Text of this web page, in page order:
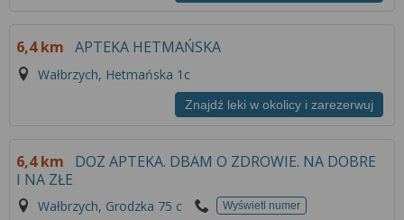
6,4 km APTEKA HETMAŃSKA
Wałbrzych, Hetmańska 1c
Znajdź leki w okolicy i zarezerwuj
6,4 km
DOZ APTEKA. DBAM O ZDROWIE. NA DOBRE
I NA ZŁE
Wałbrzych, Grodzka 75 c Wyświetl numer